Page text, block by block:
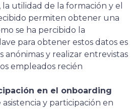
la utilidad de la formación y el
permiten obtener una
se ha percibido la
para obtener estos datos es
anónimas y realizar entrevistas
empleados recién
en el onboarding
asistencia y participación en